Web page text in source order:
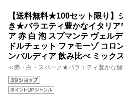
【送料無料★100セット限り】
き★バラエティ豊かなイタリア
ア 赤 白 泡 スプマンテ ヴェル
ドルチェット ファモーゾ コロ
ンバルディア 飲み比べ ミック
≪赤・白・スパーク★バラエティ豊かな